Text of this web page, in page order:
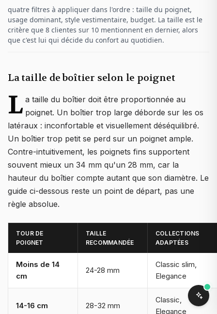
quatre filtres à appliquer dans l'ordre : taille du poignet,
usage dominant, style vestimentaire, budget. La taille est le
critère que 8 clientes sur 10 mentionnent en dernier, alors
que c'est lui qui décide du confort au quotidien.
La taille de boîtier selon le poignet
L a taille du boîtier doit être proportionnée au
poignet. Un boîtier trop large déborde sur les os
latéraux : inconfortable et visuellement déséquilibré.
Un boîtier trop petit se perd sur un poignet ample.
Contre-intuitivement, les poignets fins supportent
souvent mieux un 34 mm qu'un 28 mm, car la
hauteur du boîtier compte autant que son diamètre. Le
guide ci-dessous reste un point de départ, pas une
règle absolue.
TOUR DE
POIGNET
TAILLE
RECOMMANDÉE
COLLECTIONS
ADAPTÉES
Moins de 14
cm
24-28 mm
Classic slim,
Elegance
14-16 cm 28-32 mm
Classic,
Elegance